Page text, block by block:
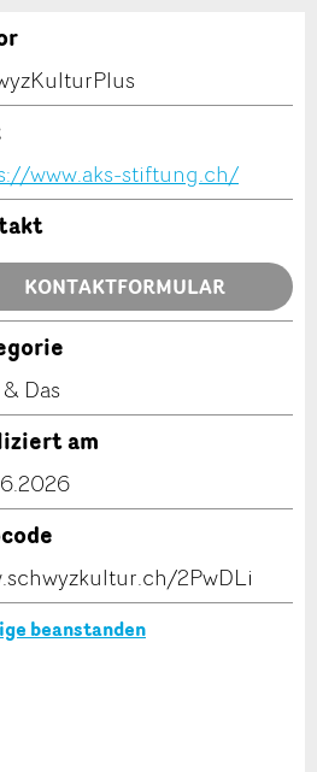
www.aks-stiftung.ch/
KONTAKTFORMULAR
Das
am
2PwDLi
beanstanden